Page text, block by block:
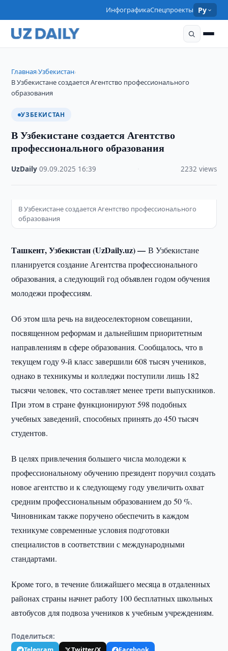
ИнфографикаСпецпроекты Ру
Главная›Узбекистан›
В Узбекистане создается Агентство профессионального
образования
УЗБЕКИСТАН
В Узбекистане создается Агентство
профессионального образования
UzDaily ·09.09.2025 16:39 2232 views
В Узбекистане создается Агентство профессионального
образования
Ташкент, Узбекистан (UzDaily.uz) —В Узбекистане
планируется создание Агентства профессионального
образования, а следующий год объявлен годом обучения
молодежи профессиям.
Об этом шла речь на видеоселекторном совещании,
посвященном реформам и дальнейшим приоритетным
направлениям в сфере образования. Сообщалось, что в
текущем году 9-й класс завершили 608 тысяч учеников,
однако в техникумы и колледжи поступили лишь 182
тысячи человек, что составляет менее трети выпускников.
При этом в стране функционируют 598 подобных
учебных заведений, способных принять до 450 тысяч
студентов.
В целях привлечения большего числа молодежи к
профессиональному обучению президент поручил создать
новое агентство и к следующему году увеличить охват
средним профессиональным образованием до 50 %.
Чиновникам также поручено обеспечить в каждом
техникуме современные условия подготовки
специалистов в соответствии с международными
стандартами.
Кроме того, в течение ближайшего месяца в отдаленных
районах страны начнет работу 100 бесплатных школьных
автобусов для подвоза учеников к учебным учреждениям.
Поделиться: